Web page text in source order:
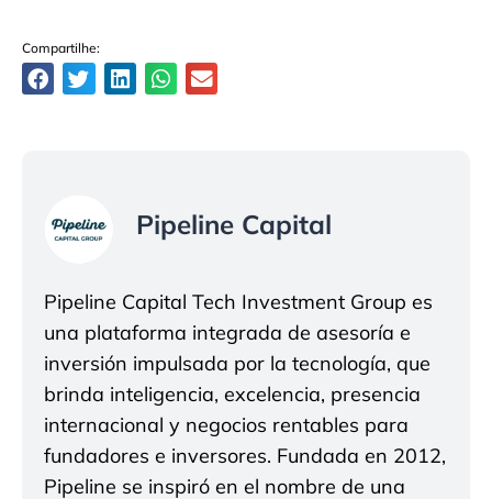
Compartilhe:
Pipeline Capital
Pipeline Capital Tech Investment Group es
una plataforma integrada de asesoría e
inversión impulsada por la tecnología, que
brinda inteligencia, excelencia, presencia
internacional y negocios rentables para
fundadores e inversores. Fundada en 2012,
Pipeline se inspiró en el nombre de una